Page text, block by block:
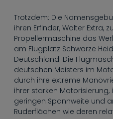
Trotzdem: Die
ihren Erfinder, Walter Extra,
Propellermaschine das
am Flugplatz Schwarze
Deutschland. Die
deutschen Meisters im
durch ihre extreme
ihrer starken
geringen Spannweite und
Ruderflächen wie deren